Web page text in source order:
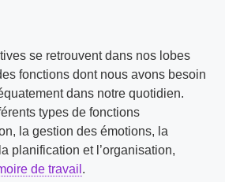
se retrouvent dans nos lobes
fonctions dont nous avons besoin
dans notre quotidien.
types de fonctions
la gestion des émotions, la
planification et l’organisation,
de travail .